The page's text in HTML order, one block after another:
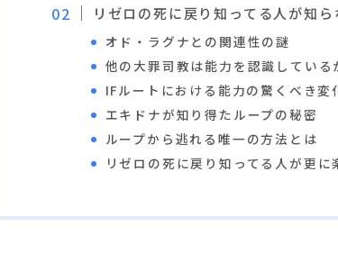
リゼロの死に戻り知ってる人が知
オド・ラグナとの関連性の謎
他の大罪司教は能力を認識している
IFルートにおける能力の驚くべき変
エキドナが知り得たループの秘密
ループから逃れる唯一の方法とは
リゼロの死に戻り知ってる人が更に